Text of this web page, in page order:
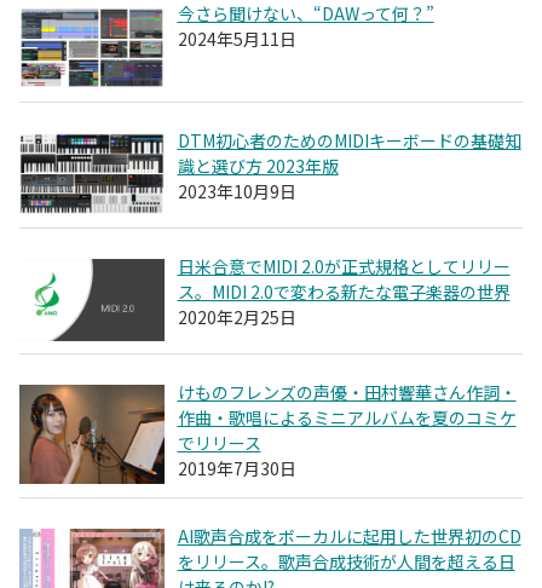
今さら聞けない、“DAWって何？”
2024年5月11日
DTM初心者のためのMIDIキーボードの基礎知
識と選び方 2023年版
2023年10月9日
日米合意でMIDI 2.0が正式規格としてリリー
ス。MIDI 2.0で変わる新たな電子楽器の世界
2020年2月25日
けものフレンズの声優・田村響華さん作詞・
作曲・歌唱によるミニアルバムを夏のコミケ
でリリース
2019年7月30日
AI歌声合成をボーカルに起用した世界初のCD
をリリース。歌声合成技術が人間を超える日